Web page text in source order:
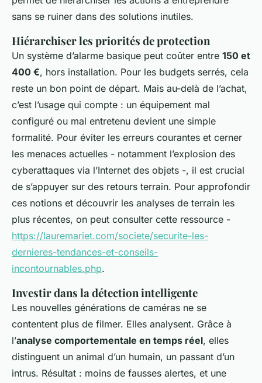
sans se ruiner dans des solutions inutiles.
Hiérarchiser les priorités de protection
Un système d’alarme basique peut coûter entre 150 et
400 €, hors installation. Pour les budgets serrés, cela
reste un bon point de départ. Mais au-delà de l’achat,
c’est l’usage qui compte : un équipement mal
configuré ou mal entretenu devient une simple
formalité. Pour éviter les erreurs courantes et cerner
les menaces actuelles - notamment l’explosion des
cyberattaques via l’Internet des objets -, il est crucial
de s’appuyer sur des retours terrain. Pour approfondir
ces notions et découvrir les analyses de terrain les
plus récentes, on peut consulter cette ressource -
https://lauremariet.com/societe/securite-les-
dernieres-tendances-et-conseils-
incontournables.php.
Investir dans la détection intelligente
Les nouvelles générations de caméras ne se
contentent plus de filmer. Elles analysent. Grâce à
l’analyse comportementale en temps réel, elles
distinguent un animal d’un humain, un passant d’un
intrus. Résultat : moins de fausses alertes, et une